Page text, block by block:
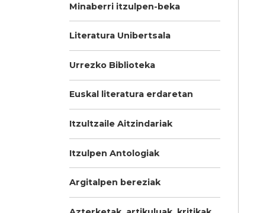
Minaberri itzulpen-beka
Literatura Unibertsala
Urrezko Biblioteka
Euskal literatura erdaretan
Itzultzaile Aitzindariak
Itzulpen Antologiak
Argitalpen bereziak